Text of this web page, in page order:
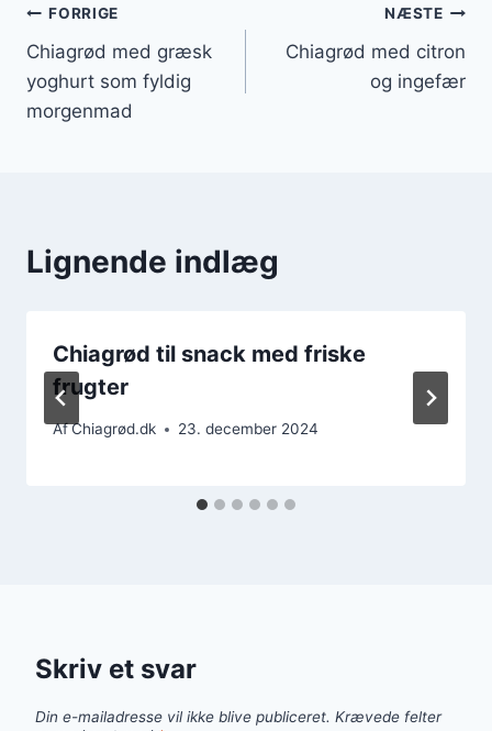
Indlægsnavigation
FORRIGE
Chiagrød med græsk
yoghurt som fyldig
morgenmad
NÆSTE
Chiagrød med citron
og ingefær
Lignende indlæg
Chiagrød til snack med friske
frugter
AfChiagrød.dk 23. december 2024
Skriv et svar
Din e-mailadresse vil ikke blive publiceret. Krævede felter